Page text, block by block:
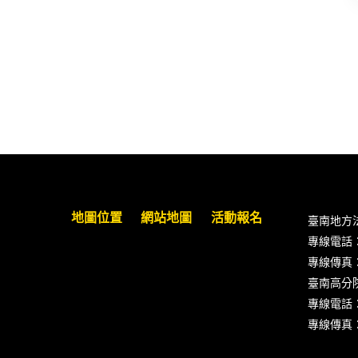
地圖位置 網站地圖 活動報名
臺南地方
專線電話
專線傳真
臺南高分
專線電話
專線傳真